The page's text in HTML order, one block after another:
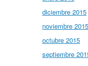
diciembre 2015
noviembre 2015
octubre 2015
septiembre